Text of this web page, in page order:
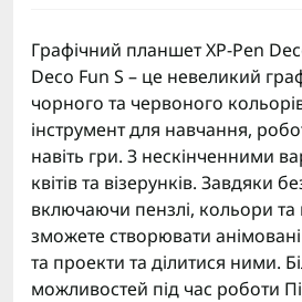
Графічний планшет XP-Pen
Deco Fun S – це невеликий
чорного та червоного
інструмент для навчання,
навіть гри. З нескінченними
квітів та візерунків. Завдяки
включаючи пензлі, кольори та
зможете створювати анімовані
та проекти та ділитися ними.
можливостей під час роботи